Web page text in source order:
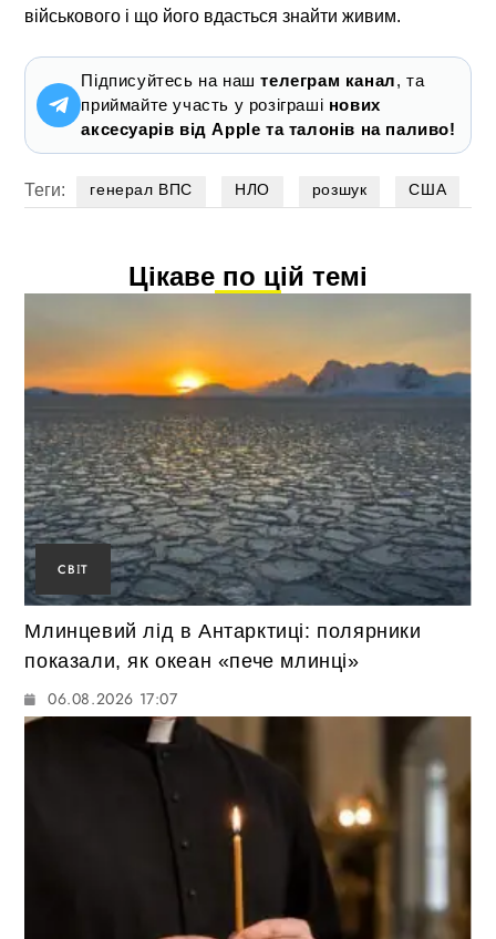
військового і що його вдасться знайти живим.
Підписуйтесь на наштелеграм канал, та
приймайте участь у розіграші нових
аксесуарів від Apple та талонів на паливо!
Теги: генерал ВПС НЛО розшук США
Цікаве по цій темі
СВІТ
Млинцевий лід в Антарктиці: полярники
показали, як океан «пече млинці»
06.08.2026 17:07